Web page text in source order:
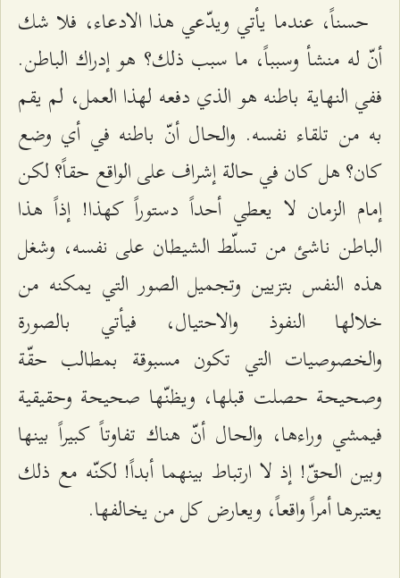
حسناً، عندما يأتي ويدّعي هذا الادعاء، فلا شك
أنّ له منشأ وسبباً، ما سبب ذلك؟ هو إدراك الباطن.
ففي النهاية باطنه هو الذي دفعه لهذا العمل، لم يقم
به من تلقاء نفسه. والحال أنّ باطنه في أي وضع
كان؟ هل كان في حالة إشراف على الواقع حقاً؟ لكن
إمام الزمان لا يعطي أحداً دستوراً كهذا! إذاً هذا
الباطن ناشئ من تسلّط الشيطان على نفسه، وشغل
هذه النفس بتزيين وتجميل الصور التي يمكنه من
خلالها النفوذ والاحتيال، فيأتي بالصورة
والخصوصيات التي تكون مسبوقة بمطالب حقّة
وصحيحة حصلت قبلها، ويظنّها صحيحة وحقيقية
فيمشي وراءها، والحال أنّ هناك تفاوتاً كبيراً بينها
وبين الحقّ! إذ لا ارتباط بينهما أبداً! لكنّه مع ذلك
يعتبرها أمراً واقعاً، ويعارض كل من يخالفها.